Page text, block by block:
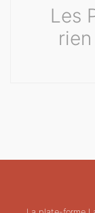
Les